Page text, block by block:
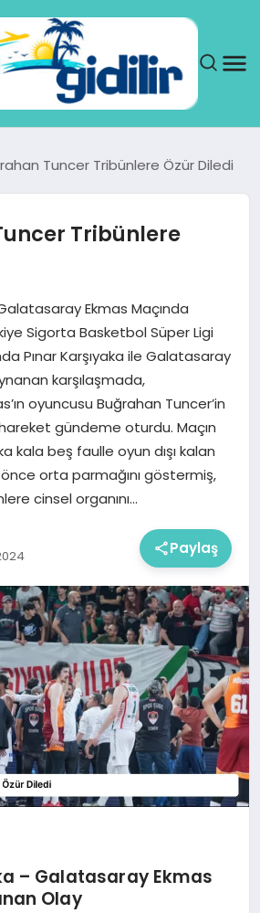
Tuncer Tribünlere Özür Diledi
Tribünlere
Ekmas Maçında
Sigorta Basketbol Süper Ligi
Pınar Karşıyaka ile Galatasaray
karşılaşmada,
oyuncusu Buğrahan Tuncer’in
gündeme oturdu. Maçın
kala beş faulle oyun dışı kalan
orta parmağını göstermiş,
cinsel organını…
Paylaş
– Galatasaray Ekmas
Olay